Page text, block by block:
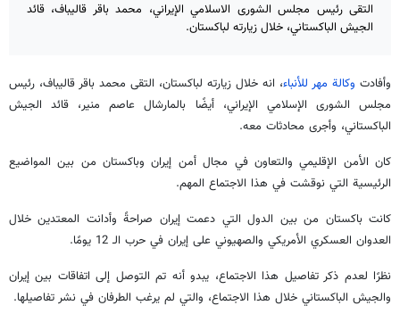
التقى رئيس مجلس الشورى الاسلامي الإيراني، محمد باقر قاليباف، قائد
الجيش الباكستاني، خلال زيارته لباكستان.
وأفادت وكالة مهر للأنباء، انه خلال زيارته لباكستان، التقى محمد باقر قاليباف، رئيس
مجلس الشورى الإسلامي الإيراني، أيضًا بالمارشال عاصم منير، قائد الجيش
الباكستاني، وأجرى محادثات معه.
كان الأمن الإقليمي والتعاون في مجال أمن إيران وباكستان من بين المواضيع
الرئيسية التي نوقشت في هذا الاجتماع المهم.
كانت باكستان من بين الدول التي دعمت إيران صراحةً وأدانت المعتدين خلال
العدوان العسكري الأمريكي والصهيوني على إيران في حرب الـ 12 يومًا.
نظرًا لعدم ذكر تفاصيل هذا الاجتماع، يبدو أنه تم التوصل إلى اتفاقات بين إيران
والجيش الباكستاني خلال هذا الاجتماع، والتي لم يرغب الطرفان في نشر تفاصيلها.